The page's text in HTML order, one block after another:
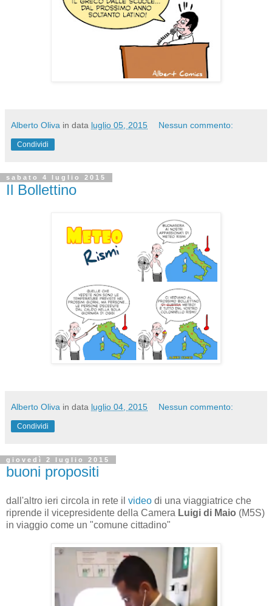
Alberto Oliva in data luglio 05, 2015 Nessun commento:
Condividi
sabato 4 luglio 2015
Il Bollettino
Alberto Oliva in data luglio 04, 2015 Nessun commento:
Condividi
giovedì 2 luglio 2015
buoni propositi
dall'altro ieri circola in rete il video di una viaggiatrice che
riprende il vicepresidente della Camera Luigi di Maio (M5S)
in viaggio come un "comune cittadino"